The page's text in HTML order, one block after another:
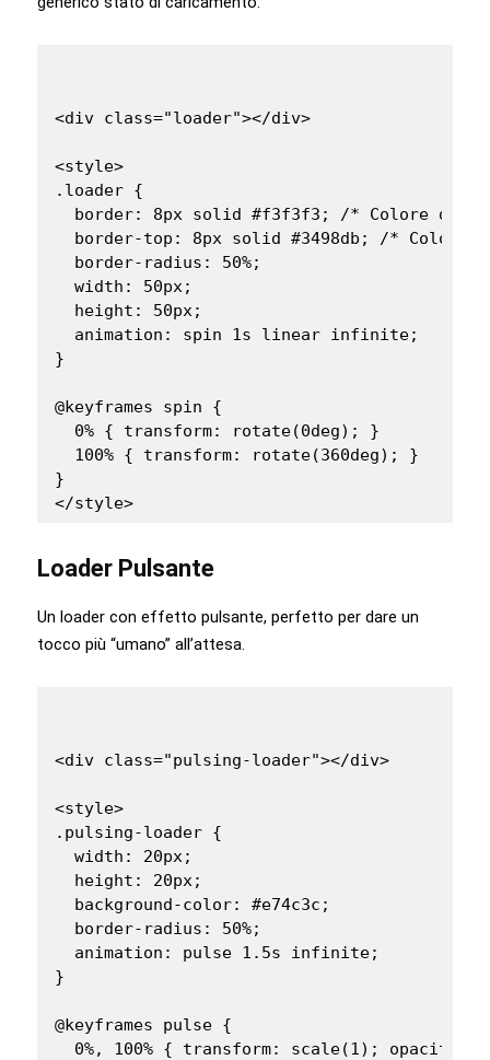
<div class="loader"></div>
<style>
.loader {
border: 8px solid #f3f3f3; /* Colore di
border-top: 8px solid #3498db; /* Colore
  border-radius: 50%;
  width: 50px;
  height: 50px;
  animation: spin 1s linear infinite;
}
@keyframes spin {
  0% { transform: rotate(0deg); }
  100% { transform: rotate(360deg); }
}
</style>
Loader Pulsante
Un loader con effetto pulsante, perfetto per dare un
tocco più “umano” all’attesa.
<div class="pulsing-loader"></div>
<style>
.pulsing-loader {
  width: 20px;
  height: 20px;
  background-color: #e74c3c;
  border-radius: 50%;
  animation: pulse 1.5s infinite;
}
@keyframes pulse {
0%, 100% { transform: scale(1); opacity: